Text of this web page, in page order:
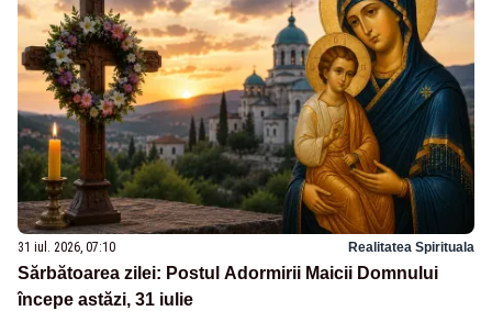
31 iul. 2026, 07:10 Realitatea Spirituala
Sărbătoarea zilei: Postul Adormirii Maicii Domnului
începe astăzi, 31 iulie